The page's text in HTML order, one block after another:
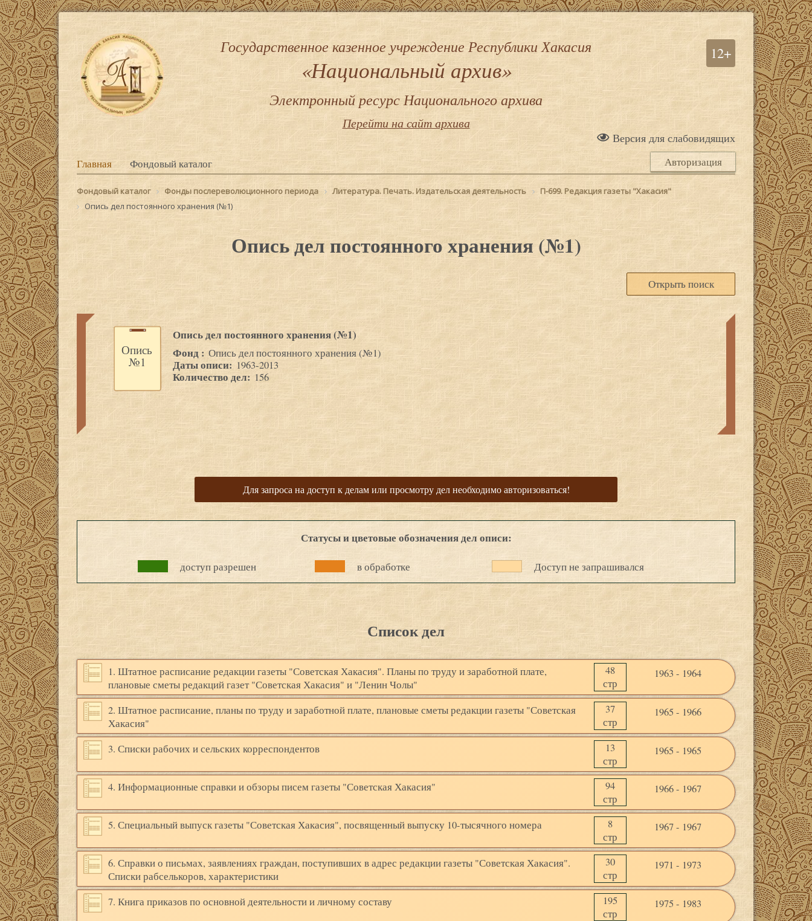
Государственное казенное учреждение Республики Хакасия
«Национальный архив»
Электронный ресурс Национального архива
Перейти на сайт архива
12+
Версия для слабовидящих
Главная Фондовый каталог Авторизация
Фондовый каталог Фонды послереволюционного периода Литература. Печать. Издательская деятельность
П-699. Редакция газеты "Хакасия"
Опись дел постоянного хранения (№1)
Опись дел постоянного хранения (№1)
Открыть поиск
Опись
№1
Опись дел постоянного хранения (№1)
Фонд : Опись дел постоянного хранения (№1)
Даты описи: 1963-2013
Количество дел: 156
Для запроса на доступ к делам или просмотру дел необходимо авторизоваться!
Статусы и цветовые обозначения дел описи:
доступ разрешен в обработке Доступ не запрашивался
Список дел
1. Штатное расписание редакции газеты "Советская Хакасия". Планы по труду и заработной плате,
плановые сметы редакций газет "Советская Хакасия" и "Ленин Чолы"
48
стр
1963 - 1964
2. Штатное расписание, планы по труду и заработной плате, плановые сметы редакции газеты "Советская
Хакасия"
37
стр
1965 - 1966
3. Списки рабочих и сельских корреспондентов
13
стр
1965 - 1965
4. Информационные справки и обзоры писем газеты "Советская Хакасия"
94
стр
1966 - 1967
5. Специальный выпуск газеты "Советская Хакасия", посвященный выпуску 10-тысячного номера
8
стр
1967 - 1967
6. Справки о письмах, заявлениях граждан, поступивших в адрес редакции газеты "Советская Хакасия".
Списки рабселькоров, характеристики
30
стр
1971 - 1973
7. Книга приказов по основной деятельности и личному составу
195
стр
1975 - 1983